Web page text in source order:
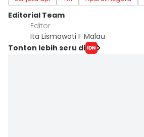
Editorial Team
Editor
Ita Lismawati F Malau
Tonton lebih seru di